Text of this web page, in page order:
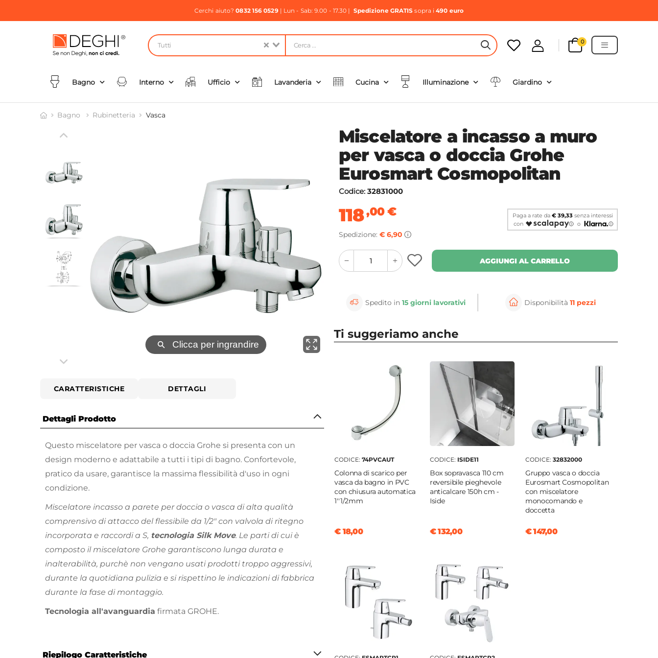
Cerchi aiuto?0832 156 0529| Lun - Sab: 9.00 - 17.30 | Spedizione GRATIS sopra i490 euro
Tutti HEADER SEARCH BUTTON
0
Bagno Interno Ufficio Lavanderia Cucina Illuminazione Giardino
Bagno Rubinetteria Vasca
⚲ Clicca per ingrandire ⚲ Clicca per ingrandire
CARATTERISTICHE DETTAGLI
Dettagli Prodotto
Questo miscelatore per vasca o doccia Grohe si presenta con un
design moderno e adattabile a tutti i tipi di bagno. Confortevole,
pratico da usare, garantisce la massima flessibilità d'uso in ogni
condizione.
Miscelatore incasso a parete per doccia o vasca di alta qualità
comprensivo di attacco del flessibile da 1/2" con valvola di ritegno
incorporata e raccordi a S, tecnologia Silk Move. Le parti di cui è
composto il miscelatore Grohe garantiscono lunga durata e
inalterabilità, purchè non vengano usati prodotti troppo aggressivi,
durante la quotidiana pulizia e si rispettino le indicazioni di fabbrica
durante la fase di montaggio.
Tecnologia all'avanguardia firmata GROHE.
Riepilogo Caratteristiche
Miscelatore a incasso a muro
per vasca o doccia Grohe
Eurosmart Cosmopolitan
Codice: 32831000
118,00€
Spedizione: € 6,90
Paga a rate da € 39,33 senza interessi
con
o
quantity
button
quantity
minus
button
AGGIUNGI AL CARRELLO
Spedito in 15 giorni lavorativi Disponibilità 11 pezzi
Ti suggeriamo anche
CODICE: 74PVCAUT
Colonna di scarico per
vasca da bagno in PVC
con chiusura automatica
1''1/2mm
€ 18,00
CODICE: ISIDE11
Box sopravasca 110 cm
reversibile pieghevole
anticalcare 150h cm -
Iside
€ 132,00
CODICE: 32832000
Gruppo vasca o doccia
Eurosmart Cosmopolitan
con miscelatore
monocomando e
doccetta
€ 147,00